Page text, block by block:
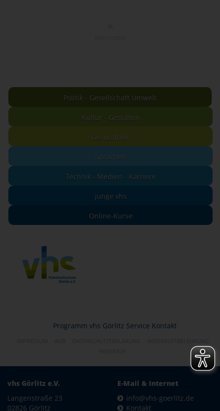
Politik - Gesellschaft Umwelt
Kultur - Gestalten
Gesundheit
Sprachen
Technik - Medien - Karriere
junge vhs
Online-Kurse
Programm vhs Görlitz Service Kontakt
vhs Görlitz e.V.
Langenstraße 23
02826 Görlitz
E-Mail & Internet
info@vhs-goerlitz.de
Kontakt